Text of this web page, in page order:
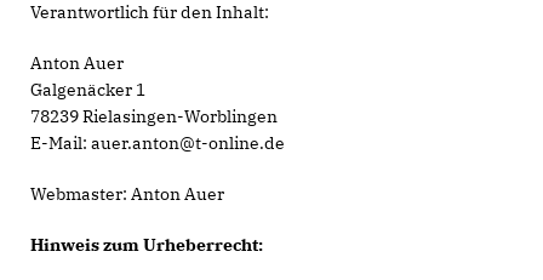
Verantwortlich für den Inhalt:
Anton Auer
Galgenäcker 1
78239 Rielasingen-Worblingen
E-Mail: auer.anton@t-online.de
Webmaster: Anton Auer
Hinweis zum Urheberrecht: